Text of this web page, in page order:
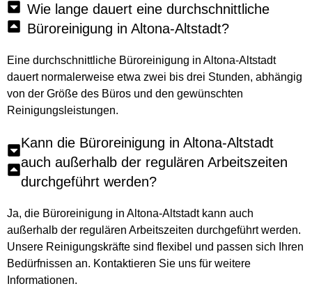
Wie lange dauert eine durchschnittliche
Büroreinigung in Altona-Altstadt?
Eine durchschnittliche Büroreinigung in Altona-Altstadt
dauert normalerweise etwa zwei bis drei Stunden, abhängig
von der Größe des Büros und den gewünschten
Reinigungsleistungen.
Kann die Büroreinigung in Altona-Altstadt
auch außerhalb der regulären Arbeitszeiten
durchgeführt werden?
Ja, die Büroreinigung in Altona-Altstadt kann auch
außerhalb der regulären Arbeitszeiten durchgeführt werden.
Unsere Reinigungskräfte sind flexibel und passen sich Ihren
Bedürfnissen an. Kontaktieren Sie uns für weitere
Informationen.